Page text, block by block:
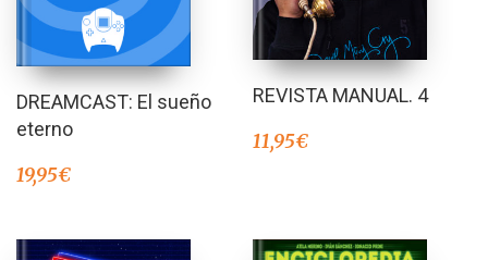
DREAMCAST: El sueño
eterno
19,95€
REVISTA MANUAL. 4
11,95€